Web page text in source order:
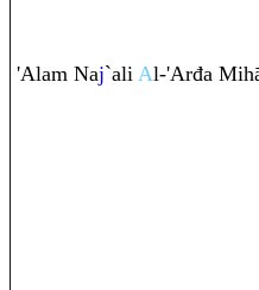
'Alam Naj`ali Al-'Arđa